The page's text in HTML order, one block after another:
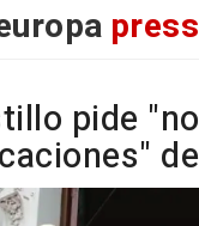
press
pide